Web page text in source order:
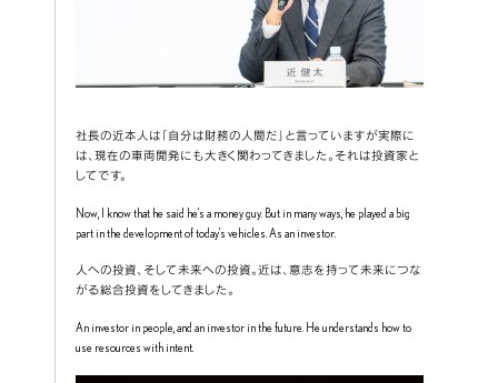
社長の近本人は「自分は財務の人間だ」と言っていますが実際に
は、現在の車両開発にも大きく関わってきました。それは投資家と
してです。
Now, I know that he said he’s a money guy. But in many ways, he played a big
part in the development of today’s vehicles. As an investor.
人への投資、そして未来への投資。近は、意志を持って未来につな
がる総合投資をしてきました。
An investor in people, and an investor in the future. He understands how to
use resources with intent.